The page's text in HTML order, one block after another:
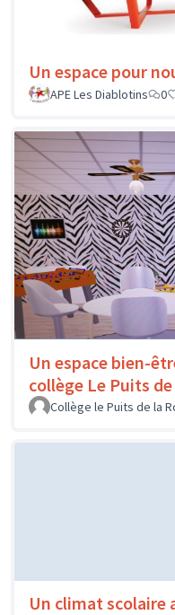
Un espace pour
APE Les Diablotins
0
Un espace bien-
collège Le Puits
Collège le Puits de la
Un climat scolaire